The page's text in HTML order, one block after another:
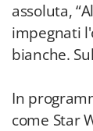
assoluta,
impegnati
bianche.
In
come Star